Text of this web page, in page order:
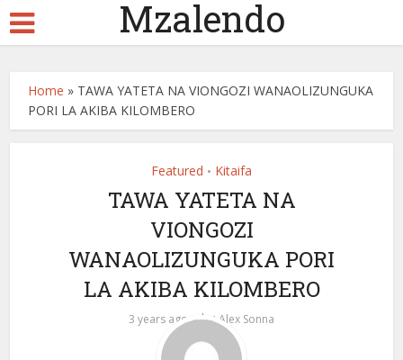
Mzalendo
Home » TAWA YATETA NA VIONGOZI WANAOLIZUNGUKA
PORI LA AKIBA KILOMBERO
Featured • Kitaifa
TAWA YATETA NA
VIONGOZI
WANAOLIZUNGUKA PORI
LA AKIBA KILOMBERO
3 years ago by Alex Sonna